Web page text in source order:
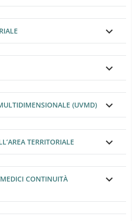
(UVMD)
TERRITORIALE
CONTINUITÀ